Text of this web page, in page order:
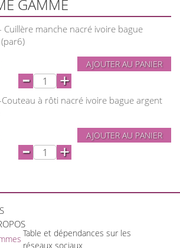
GAMME
Cuillère manche nacré ivoire bague
AJOUTER AU PANIER
- +
à rôti nacré ivoire bague argent
AJOUTER AU PANIER
- +
Table et dépendances sur les
réseaux sociaux